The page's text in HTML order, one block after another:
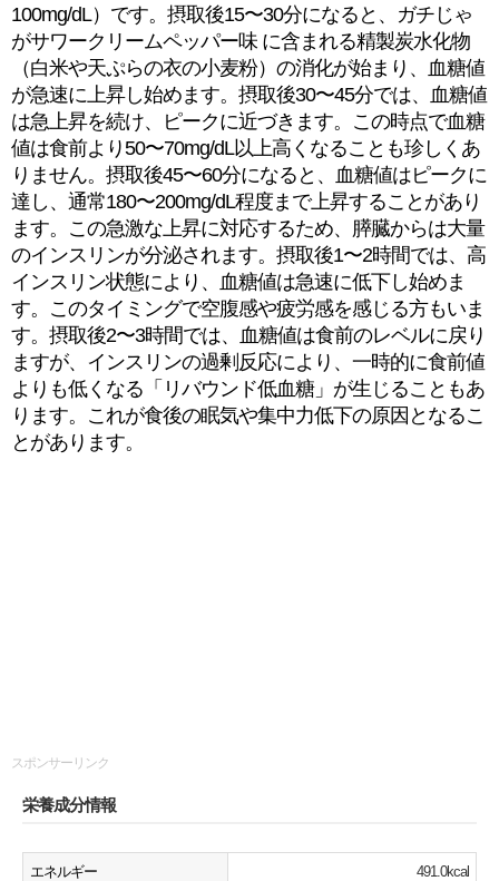
100mg/dL）です。摂取後15〜30分になると、ガチじゃ
がサワークリームペッパー味 に含まれる精製炭水化物
（白米や天ぷらの衣の小麦粉）の消化が始まり、血糖値
が急速に上昇し始めます。摂取後30〜45分では、血糖値
は急上昇を続け、ピークに近づきます。この時点で血糖
値は食前より50〜70mg/dL以上高くなることも珍しくあ
りません。摂取後45〜60分になると、血糖値はピークに
達し、通常180〜200mg/dL程度まで上昇することがあり
ます。この急激な上昇に対応するため、膵臓からは大量
のインスリンが分泌されます。摂取後1〜2時間では、高
インスリン状態により、血糖値は急速に低下し始めま
す。このタイミングで空腹感や疲労感を感じる方もいま
す。摂取後2〜3時間では、血糖値は食前のレベルに戻り
ますが、インスリンの過剰反応により、一時的に食前値
よりも低くなる「リバウンド低血糖」が生じることもあ
ります。これが食後の眠気や集中力低下の原因となるこ
とがあります。
スポンサーリンク
栄養成分情報
エネルギー 491.0kcal